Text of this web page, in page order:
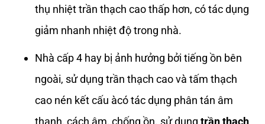
thụ nhiệt trần thạch cao thấp hơn, có tác dụng
giảm nhanh nhiệt độ trong nhà.
Nhà cấp 4 hay bị ảnh hưởng bởi tiếng ồn bên
ngoài, sử dụng trần thạch cao và tấm thạch
cao nén kết cấu àcó tác dụng phân tán âm